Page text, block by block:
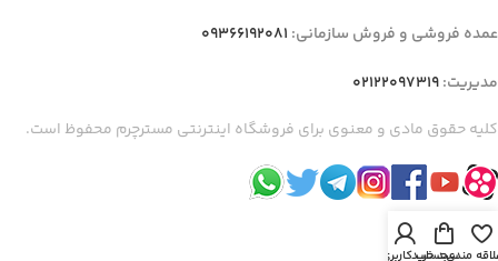
عمده فروشی و فروش سازمانی: 09366192081
مدیریت:02122097319
کلیه حقوق مادی و معنوی برای فروشگاه اینترنتی مسترچرم محفوظ است.
مندیسبد خرید
حساب کاربری من